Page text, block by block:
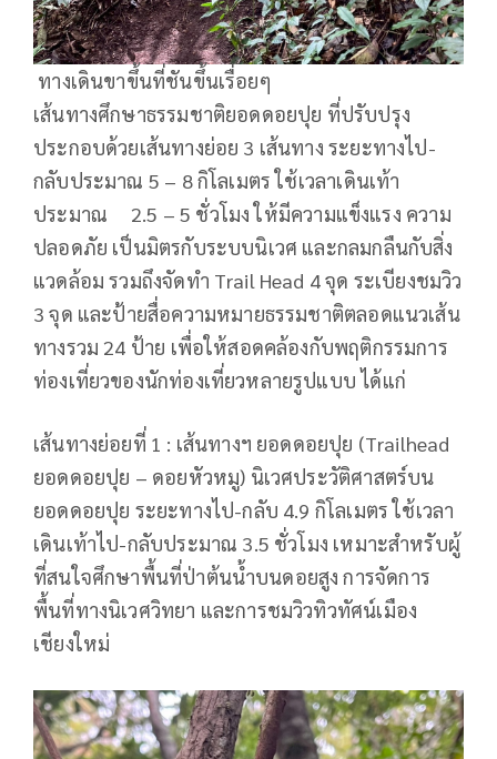
ทางเดินขาขึ้นที่ชันขึ้นเรื่อยๆ
เส้นทางศึกษาธรรมชาติยอดดอยปุย ที่ปรับปรุง
ประกอบด้วยเส้นทางย่อย 3 เส้นทาง ระยะทางไป-
กลับประมาณ 5 – 8 กิโลเมตร ใช้เวลาเดินเท้า
ประมาณ 2.5 – 5 ชั่วโมง ให้มีความแข็งแรง ความ
ปลอดภัย เป็นมิตรกับระบบนิเวศ และกลมกลืนกับสิ่ง
แวดล้อม รวมถึงจัดทำ Trail Head 4 จุด ระเบียงชมวิว
3 จุด และป้ายสื่อความหมายธรรมชาติตลอดแนวเส้น
ทางรวม 24 ป้าย เพื่อให้สอดคล้องกับพฤติกรรมการ
ท่องเที่ยวของนักท่องเที่ยวหลายรูปแบบ ได้แก่
เส้นทางย่อยที่ 1 : เส้นทางฯ ยอดดอยปุย (Trailhead
ยอดดอยปุย – ดอยหัวหมู) นิเวศประวัติศาสตร์บน
ยอดดอยปุย ระยะทางไป-กลับ 4.9 กิโลเมตร ใช้เวลา
เดินเท้าไป-กลับประมาณ 3.5 ชั่วโมง เหมาะสำหรับผู้
ที่สนใจศึกษาพื้นที่ป่าต้นน้ำบนดอยสูง การจัดการ
พื้นที่ทางนิเวศวิทยา และการชมวิวทิวทัศน์เมือง
เชียงใหม่